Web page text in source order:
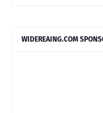
WIDEREAING.COM